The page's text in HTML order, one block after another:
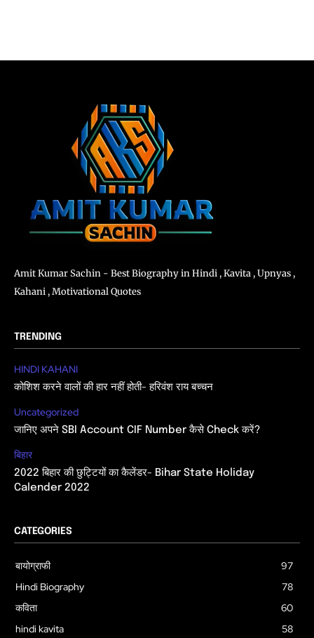
Amit Kumar Sachin - Best Biography in Hindi , Kavita , Upnyas ,
Kahani , Motivational Quotes
TRENDING
HINDI KAHANI
कोशिश करने वालों की हार नहीं होती- हरिवंश राय बच्चन
Uncategorized
जानिए अपने SBI Account CIF Number कैसे Check करें?
बिहार
2022 बिहार की छुट्टियों का कैलेंडर- Bihar State Holiday
Calender 2022
CATEGORIES
बायोग्राफी
97
Hindi Biography
78
कविता
60
hindi kavita
58